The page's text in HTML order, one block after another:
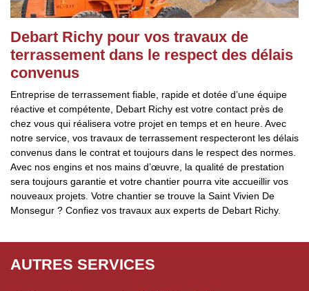
Debart Richy pour vos travaux de
terrassement dans le respect des délais
convenus
Entreprise de terrassement fiable, rapide et dotée d’une équipe
réactive et compétente, Debart Richy est votre contact près de
chez vous qui réalisera votre projet en temps et en heure. Avec
notre service, vos travaux de terrassement respecteront les délais
convenus dans le contrat et toujours dans le respect des normes.
Avec nos engins et nos mains d’œuvre, la qualité de prestation
sera toujours garantie et votre chantier pourra vite accueillir vos
nouveaux projets. Votre chantier se trouve la Saint Vivien De
Monsegur ? Confiez vos travaux aux experts de Debart Richy.
AUTRES SERVICES